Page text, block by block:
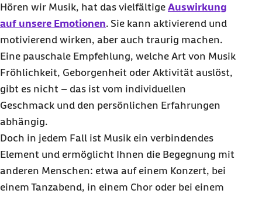
Hören wir Musik, hat das vielfältige Auswirkung
auf unsere Emotionen. Sie kann aktivierend und
motivierend wirken, aber auch traurig machen.
Eine pauschale Empfehlung, welche Art von Musik
Fröhlichkeit, Geborgenheit oder Aktivität auslöst,
gibt es nicht – das ist vom individuellen
Geschmack und den persönlichen Erfahrungen
abhängig.
Doch in jedem Fall ist Musik ein verbindendes
Element und ermöglicht Ihnen die Begegnung mit
anderen Menschen: etwa auf einem Konzert, bei
einem Tanzabend, in einem Chor oder bei einem